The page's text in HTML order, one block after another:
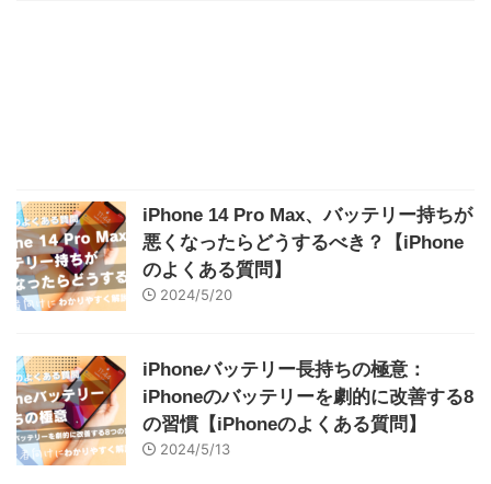
iPhone 14 Pro Max、バッテリー持ちが
悪くなったらどうするべき？【iPhone
のよくある質問】
2024/5/20
iPhoneバッテリー長持ちの極意：
iPhoneのバッテリーを劇的に改善する8
の習慣【iPhoneのよくある質問】
2024/5/13